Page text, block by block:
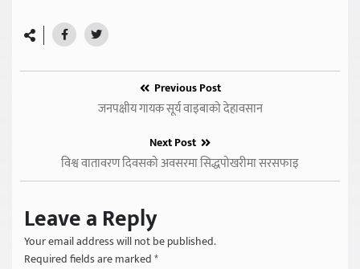
Previous Post
जनपक्षीय गायक सूर्य वाइबाको देहावसान
Next Post
विश्व वातावरण दिवसको अवसरमा सिद्धपोखरीमा सरसफाइ
Leave a Reply
Your email address will not be published.
Required fields are marked*